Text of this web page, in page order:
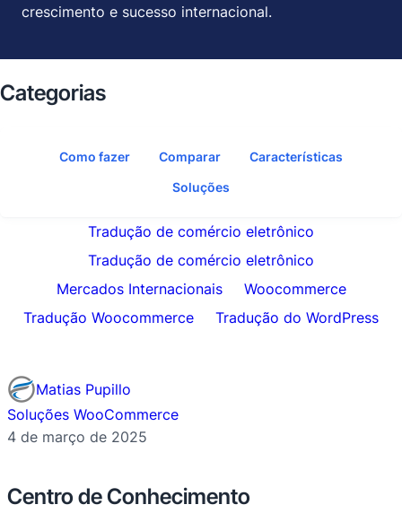
crescimento e sucesso internacional.
Categorias
Como fazer Comparar
Características
Soluções
Tradução de comércio eletrônico
Tradução de comércio eletrônico
Mercados Internacionais
Woocommerce
Tradução Woocommerce
Tradução do WordPress
Matias Pupillo
Soluções WooCommerce
4 de março de 2025
Centro de Conhecimento